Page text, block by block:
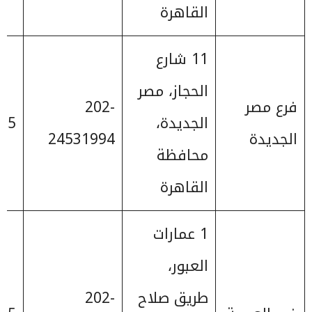
القاهرة
فرع مصر
الجديدة
11 شارع
الحجاز، مصر
الجديدة،
محافظة
القاهرة
202-
24531994
1 عمارات
العبور،
طريق صلاح
202-